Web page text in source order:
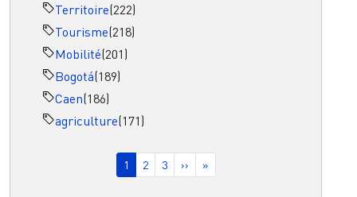
Territoire(222)
Tourisme(218)
Mobilité(201)
Bogotá(189)
Caen(186)
agriculture(171)
Page courante
1 Page
2 Page
3 Page suivante
›› Dernière page
»